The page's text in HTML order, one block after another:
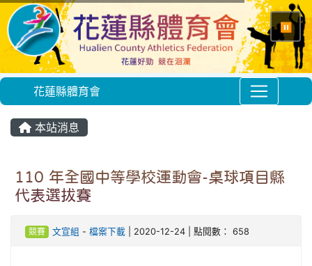
⏸
花蓮縣體育會
本站消息
110 年全國中等學校運動會-桌球項目縣
代表選拔賽
競賽 文宣組 - 檔案下載| 2020-12-24 | 點閱數： 658